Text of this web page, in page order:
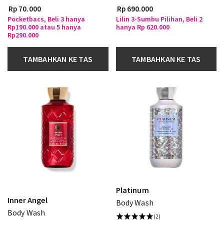
Rp 70.000
Pocketbacs, Beli 3 hanya
Rp190.000 atau 5 hanya
Rp290.000
TAMBAHKAN KE TAS
Rp 690.000
Lilin 3-Sumbu Pilihan, Beli 2
hanya Rp 620.000
TAMBAHKAN KE TAS
Inner Angel
Body Wash
Platinum
Body Wash
(2)